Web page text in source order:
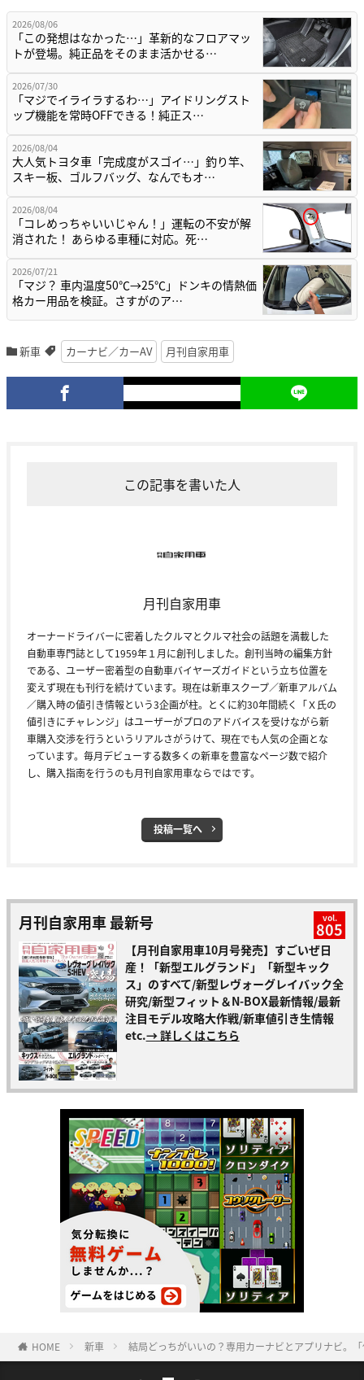
2026/08/06
「この発想はなかった…」革新的なフロアマッ
トが登場。純正品をそのまま活かせる…
2026/07/30
「マジでイライラするわ…」アイドリングスト
ップ機能を常時OFFできる！純正ス…
2026/08/04
大人気トヨタ車「完成度がスゴイ…」釣り竿、
スキー板、ゴルフバッグ、なんでもオ…
2026/08/04
「コレめっちゃいいじゃん！」運転の不安が解
消された！ あらゆる車種に対応。死…
2026/07/21
「マジ？ 車内温度50℃→25℃」ドンキの情熱価
格カー用品を検証。さすがのア…
新車 カーナビ／カーAV 月刊自家用車
この記事を書いた人
月刊自家用車
オーナードライバーに密着したクルマとクルマ社会の話題を満載した
自動車専門誌として1959年１月に創刊しました。創刊当時の編集方針
である、ユーザー密着型の自動車バイヤーズガイドという立ち位置を
変えず現在も刊行を続けています。現在は新車スクープ／新車アルバム
／購入時の値引き情報という3企画が柱。とくに約30年間続く「Ｘ氏の
値引きにチャレンジ」はユーザーがプロのアドバイスを受けながら新
車購入交渉を行うというリアルさがうけて、現在でも人気の企画とな
っています。毎月デビューする数多くの新車を豊富なページ数で紹介
し、購入指南を行うのも月刊自家用車ならではです。
投稿一覧へ
月刊自家用車 最新号 vol.
805
【月刊自家用車10月号発売】すごいぜ日
産！「新型エルグランド」「新型キック
ス」のすべて/新型レヴォーグレイバック全
研究/新型フィット＆N-BOX最新情報/最新
注目モデル攻略大作戦/新車値引き生情報
etc.→ 詳しくはこちら
HOME 新車 結局どっちがいいの？専用カーナビとアプリナビ。